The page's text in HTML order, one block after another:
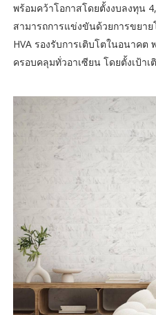
พร้อมคว้าโอกาสโดยตั้งงบลงทุน
สามารถการแข่งขันด้วยการขยา
HVA รองรับการเติบโตในอนาคต
ครอบคลุมทั่วอาเซียน โดยตั้งเป้า